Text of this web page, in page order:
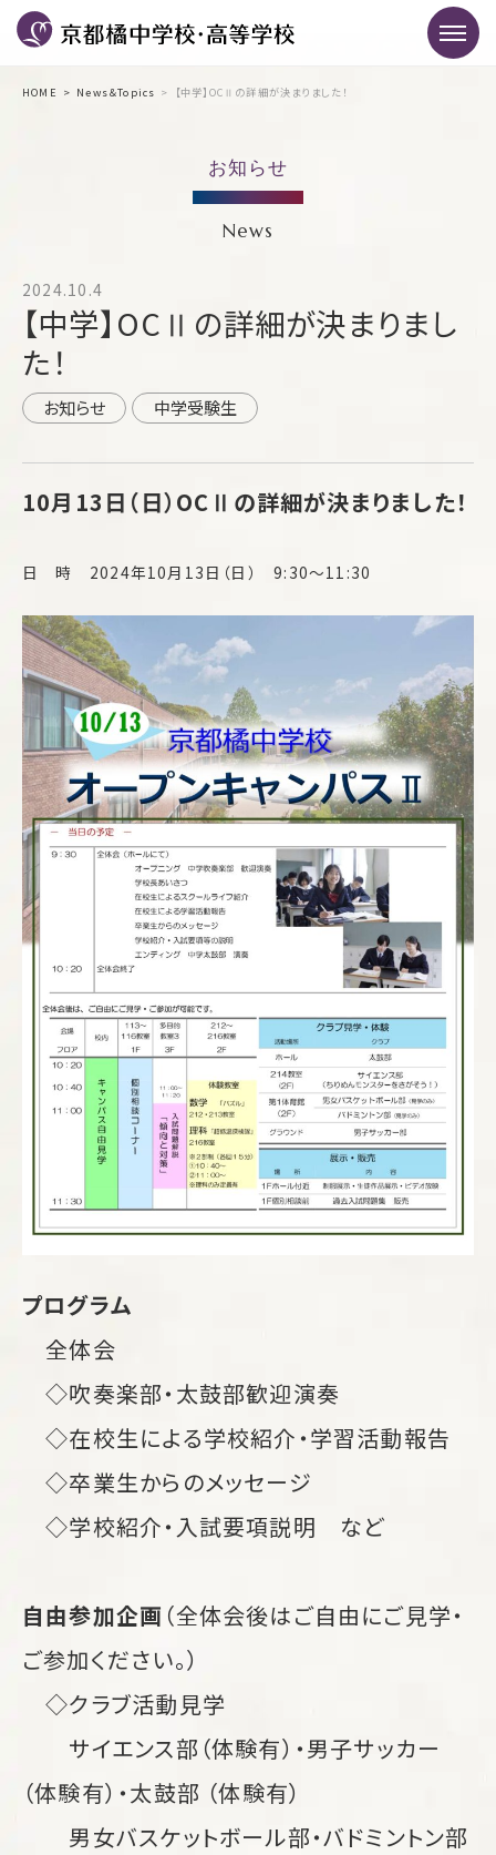
HOME News＆Topics 【中学】OCⅡの詳細が決まりました！
お知らせ
News
2024.10.4
【中学】OCⅡの詳細が決まりまし
た！
お知らせ 中学受験生
10月13日（日）OCⅡの詳細が決まりました！
日 時 2024年10月13日（日） 9:30～11:30
プログラム
全体会
◇吹奏楽部・太鼓部歓迎演奏
◇在校生による学校紹介・学習活動報告
◇卒業生からのメッセージ
◇学校紹介・入試要項説明 など
自由参加企画 （全体会後はご自由にご見学・
ご参加ください。）
◇クラブ活動見学
サイエンス部（体験有）・男子サッカー
（体験有）・太鼓部 （体験有）
男女バスケットボール部・バドミントン部